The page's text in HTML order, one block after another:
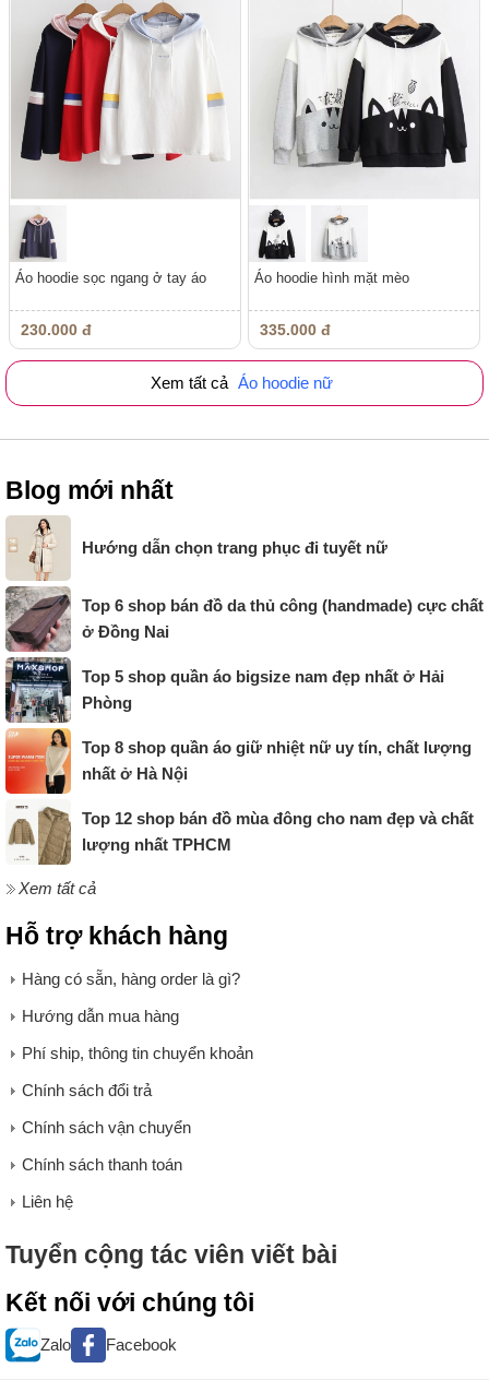
Áo hoodie sọc ngang ở tay áo
230.000 đ
Áo hoodie hình mặt mèo
335.000 đ
Xem tất cả Áo hoodie nữ
Blog mới nhất
Hướng dẫn chọn trang phục đi tuyết nữ
Top 6 shop bán đồ da thủ công (handmade) cực chất
ở Đồng Nai
Top 5 shop quần áo bigsize nam đẹp nhất ở Hải
Phòng
Top 8 shop quần áo giữ nhiệt nữ uy tín, chất lượng
nhất ở Hà Nội
Top 12 shop bán đồ mùa đông cho nam đẹp và chất
lượng nhất TPHCM
Xem tất cả
Hỗ trợ khách hàng
Hàng có sẵn, hàng order là gì?
Hướng dẫn mua hàng
Phí ship, thông tin chuyển khoản
Chính sách đổi trả
Chính sách vận chuyển
Chính sách thanh toán
Liên hệ
Tuyển cộng tác viên viết bài
Kết nối với chúng tôi
Zalo Facebook